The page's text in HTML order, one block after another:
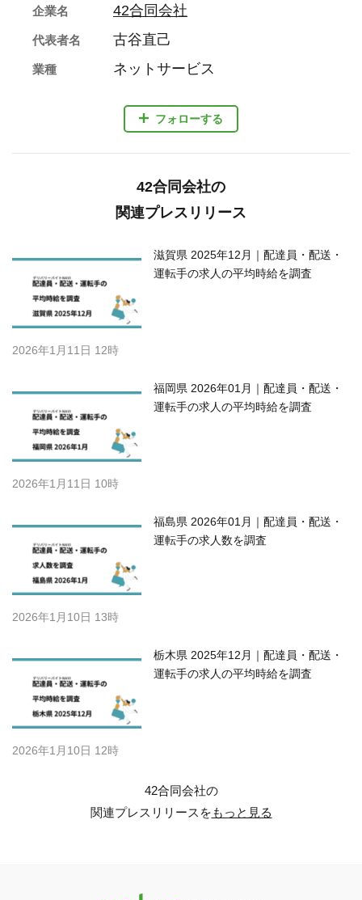
フォローする
企業名 42合同会社
代表者名 古谷直己
業種 ネットサービス
42合同会社の
関連プレスリリース
滋賀県 2025年12月｜配達員・配送・
運転手の求人の平均時給を調査
2026年1月11日 12時
福岡県 2026年01月｜配達員・配送・
運転手の求人の平均時給を調査
2026年1月11日 10時
福島県 2026年01月｜配達員・配送・
運転手の求人数を調査
2026年1月10日 13時
栃木県 2025年12月｜配達員・配送・
運転手の求人の平均時給を調査
2026年1月10日 12時
42合同会社の
関連プレスリリースをもっと見る